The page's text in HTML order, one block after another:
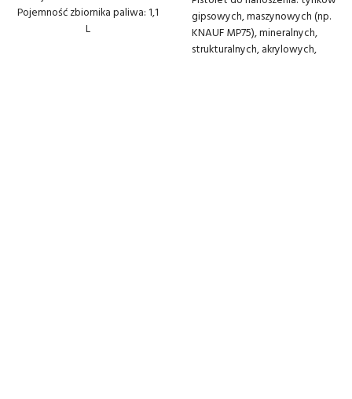
Pojemność zbiornika paliwa: 1,1
L
gipsowych, maszynowych (np.
KNAUF MP75), mineralnych,
strukturalnych, akrylowych,